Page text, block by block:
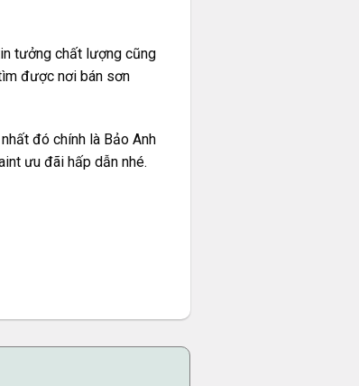
tưởng chất lượng cũng
được nơi bán sơn
đó chính là Bảo Anh
ưu đãi hấp dẫn nhé.